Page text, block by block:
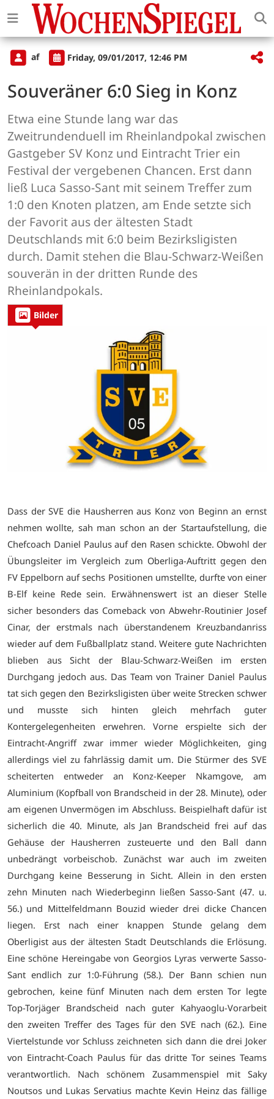
af Friday, 09/01/2017, 12:46 PM
Souveräner 6:0 Sieg in Konz
Etwa eine Stunde lang war das
Zweitrundenduell im Rheinlandpokal zwischen
Gastgeber SV Konz und Eintracht Trier ein
Festival der vergebenen Chancen. Erst dann
ließ Luca Sasso-Sant mit seinem Treffer zum
1:0 den Knoten platzen, am Ende setzte sich
der Favorit aus der ältesten Stadt
Deutschlands mit 6:0 beim Bezirksligisten
durch. Damit stehen die Blau-Schwarz-Weißen
souverän in der dritten Runde des
Rheinlandpokals.
Bilder
Dass der SVE die Hausherren aus Konz von Beginn an ernst
nehmen wollte, sah man schon an der Startaufstellung, die
Chefcoach Daniel Paulus auf den Rasen schickte. Obwohl der
Übungsleiter im Vergleich zum Oberliga-Auftritt gegen den
FV Eppelborn auf sechs Positionen umstellte, durfte von einer
B-Elf keine Rede sein. Erwähnenswert ist an dieser Stelle
sicher besonders das Comeback von Abwehr-Routinier Josef
Cinar, der erstmals nach überstandenem Kreuzbandanriss
wieder auf dem Fußballplatz stand. Weitere gute Nachrichten
blieben aus Sicht der Blau-Schwarz-Weißen im ersten
Durchgang jedoch aus. Das Team von Trainer Daniel Paulus
tat sich gegen den Bezirksligisten über weite Strecken schwer
und musste sich hinten gleich mehrfach guter
Kontergelegenheiten erwehren. Vorne erspielte sich der
Eintracht-Angriff zwar immer wieder Möglichkeiten, ging
allerdings viel zu fahrlässig damit um. Die Stürmer des SVE
scheiterten entweder an Konz-Keeper Nkamgove, am
Aluminium (Kopfball von Brandscheid in der 28. Minute), oder
am eigenen Unvermögen im Abschluss. Beispielhaft dafür ist
sicherlich die 40. Minute, als Jan Brandscheid frei auf das
Gehäuse der Hausherren zusteuerte und den Ball dann
unbedrängt vorbeischob. Zunächst war auch im zweiten
Durchgang keine Besserung in Sicht. Allein in den ersten
zehn Minuten nach Wiederbeginn ließen Sasso-Sant (47. u.
56.) und Mittelfeldmann Bouzid wieder drei dicke Chancen
liegen. Erst nach einer knappen Stunde gelang dem
Oberligist aus der ältesten Stadt Deutschlands die Erlösung.
Eine schöne Hereingabe von Georgios Lyras verwerte Sasso-
Sant endlich zur 1:0-Führung (58.). Der Bann schien nun
gebrochen, keine fünf Minuten nach dem ersten Tor legte
Top-Torjäger Brandscheid nach guter Kahyaoglu-Vorarbeit
den zweiten Treffer des Tages für den SVE nach (62.). Eine
Viertelstunde vor Schluss zeichneten sich dann die drei Joker
von Eintracht-Coach Paulus für das dritte Tor seines Teams
verantwortlich. Nach schönem Zusammenspiel mit Saky
Noutsos und Lukas Servatius machte Kevin Heinz das fällige